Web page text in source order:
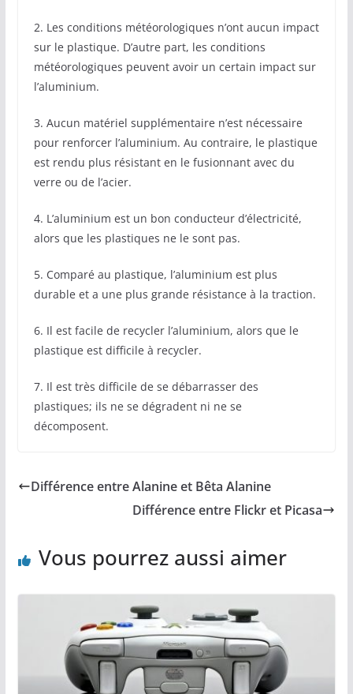
2. Les conditions météorologiques n’ont aucun impact
sur le plastique. D’autre part, les conditions
météorologiques peuvent avoir un certain impact sur
l’aluminium.
3. Aucun matériel supplémentaire n’est nécessaire
pour renforcer l’aluminium. Au contraire, le plastique
est rendu plus résistant en le fusionnant avec du
verre ou de l’acier.
4. L’aluminium est un bon conducteur d’électricité,
alors que les plastiques ne le sont pas.
5. Comparé au plastique, l’aluminium est plus
durable et a une plus grande résistance à la traction.
6. Il est facile de recycler l’aluminium, alors que le
plastique est difficile à recycler.
7. Il est très difficile de se débarrasser des
plastiques; ils ne se dégradent ni ne se
décomposent.
Différence entre Alanine et Bêta Alanine
Différence entre Flickr et Picasa
Vous pourrez aussi aimer